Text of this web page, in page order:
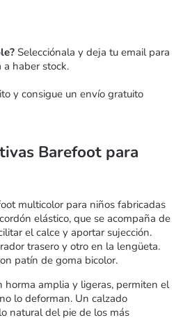
Selecciónala y deja tu email para
a haber stock.
y consigue un envío gratuito
Barefoot para
multicolor para niños fabricadas
elástico, que se acompaña de
el calce y aportar sujección.
trasero y otro en la lengüeta.
patín de goma bicolor.
horma amplia y ligeras, permiten el
lo deforman. Un calzado
natural del pie de los más